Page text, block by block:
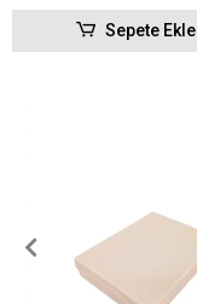
Sepete Ekle